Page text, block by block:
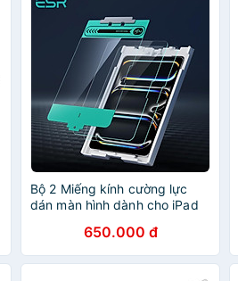
Bộ 2 Miếng kính cường lực
dán màn hình dành cho iPad
11/13 inch M2 M3 2025/2024
ESR Tempered Glass Screen
Protector - Hàng Chính Hãng
650.000 đ